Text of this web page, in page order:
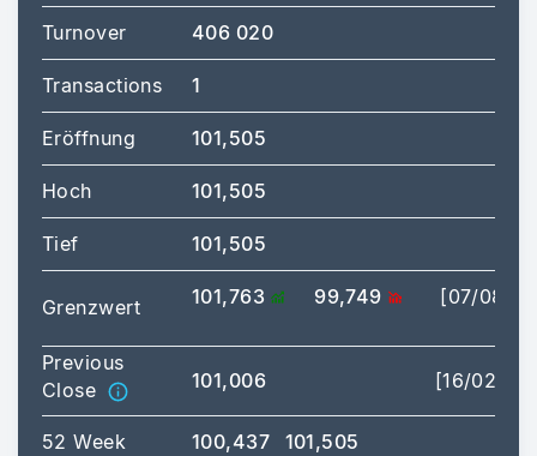
Turnover 406 020
Transactions 1
Eröffnung 101,505
Hoch 101,505
Tief 101,505
Grenzwert 101,763 99,749
[07/08/
Previous
Close
101,006 [16/02/
52 Week 100,437 101,505